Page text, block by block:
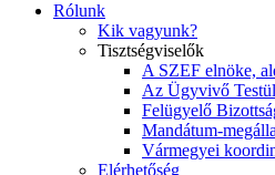
Rólunk
Kik vagyunk?
Tisztségviselők
A SZEF elnöke,
Az Ügyvivő
Felügyelő
Mandátum-
Vármegyei
Elérhetőség